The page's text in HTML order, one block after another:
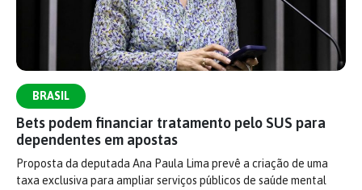
BRASIL
Bets podem financiar tratamento pelo SUS para
dependentes em apostas
Proposta da deputada Ana Paula Lima prevê a criação de uma
taxa exclusiva para ampliar serviços públicos de saúde mental